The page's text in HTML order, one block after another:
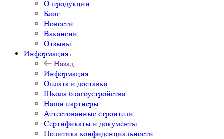
О продукции
Блог
Новости
Вакансии
Отзывы
Информация
Назад
Информация
Оплата и доставка
Школа благоустройства
Наши партнёры
Аттестованные строители
Сертификаты и документы
Политика конфиденциальности